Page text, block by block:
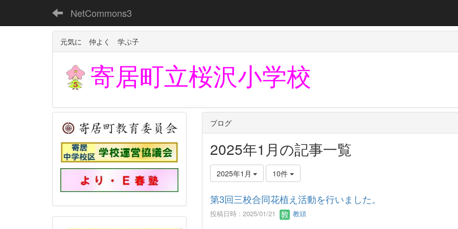
NetCommons3
元気に 仲よく 学ぶ子
寄居町立桜沢小学校
ブログ
2025年1月の記事一覧
2025年1月 10件
第3回三校合同花植え活動を行いました。
投稿日時 : 2025/01/21 教頭